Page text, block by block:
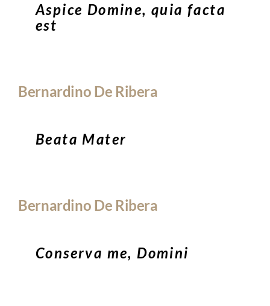
Aspice Domine, quia facta
est
Bernardino De Ribera
Beata Mater
Bernardino De Ribera
Conserva me, Domini